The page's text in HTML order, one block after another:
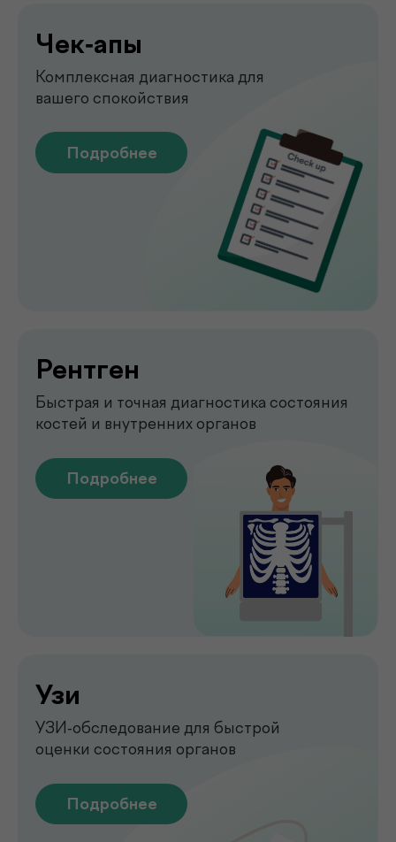
Узи
УЗИ-обследование для быстрой
оценки состояния органов
Emsella
дна без боли и операций
печени без биопсии
Подробнее